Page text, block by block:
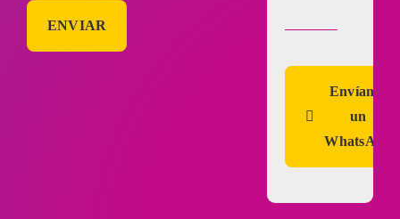
Envíanos
un
WhatsApp